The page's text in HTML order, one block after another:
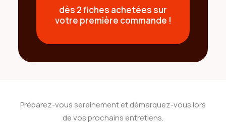
dès 2 fiches achetées sur
votre première commande !
Préparez-vous sereinement et démarquez-vous lors
de vos prochains entretiens.